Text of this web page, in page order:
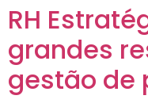
RH
grandes
gestão de